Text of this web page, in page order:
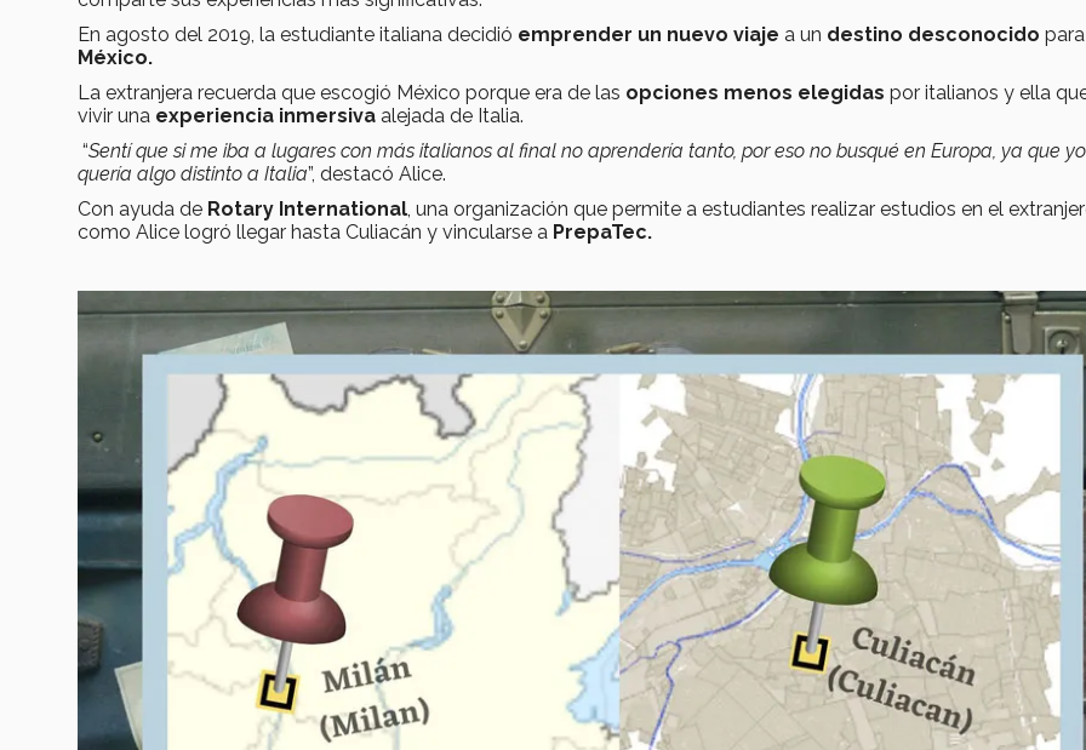
En agosto del 2019, la estudiante italiana decidió emprender un nuevo viaje a un destino desconocido
México.
La extranjera recuerda que escogió México porque era de las opciones menos elegidas por italianos y ella
vivir una experiencia inmersiva alejada de Italia.
“Sentí que si me iba a lugares con más italianos al final no aprendería tanto, por eso no busqué en Europa, ya que yo
quería algo distinto a Italia”, destacó Alice.
Con ayuda de Rotary International , una organización que permite a estudiantes realizar estudios en el
como Alice logró llegar hasta Culiacán y vincularse a PrepaTec.